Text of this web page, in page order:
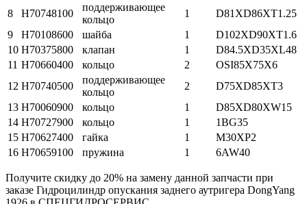
8
H70748100
поддерживающее
кольцо
1
D81XD86XT1.25
9
H70108600 шайба 1
D102XD90XT1.6
10 H70375800 клапан 1
D84.5XD35XL48
11 H70660400 кольцо 2
OSI85X75X6
12 H70740500
поддерживающее
кольцо
2
D75XD85XT3
13 H70060900 кольцо 1
D85XD80XW15
14 H70727900 кольцо 1
1BG35
15 H70627400 гайка 1
M30XP2
16 H70659100 пружина 1 6AW40
Получите скидку до 20% на замену данной запчасти при
заказе Гидроцилиндр опускания заднего аутригера DongYang